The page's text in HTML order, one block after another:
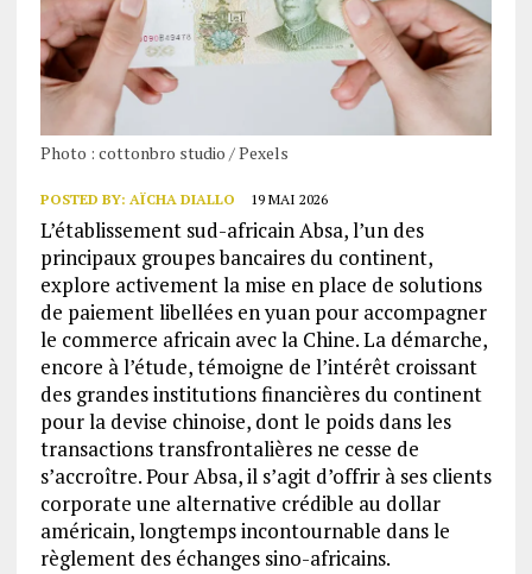
Photo : cottonbro studio / Pexels
POSTED BY: AÏCHA DIALLO 19 MAI 2026
L’établissement sud-africain Absa, l’un des
principaux groupes bancaires du continent,
explore activement la mise en place de solutions
de paiement libellées en yuan pour accompagner
le commerce africain avec la Chine. La démarche,
encore à l’étude, témoigne de l’intérêt croissant
des grandes institutions financières du continent
pour la devise chinoise, dont le poids dans les
transactions transfrontalières ne cesse de
s’accroître. Pour Absa, il s’agit d’offrir à ses clients
corporate une alternative crédible au dollar
américain, longtemps incontournable dans le
règlement des échanges sino-africains.